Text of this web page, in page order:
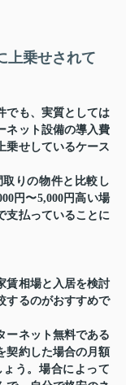
上乗せされて
でも、実質としては
ネット設備の導入費
乗せしているケース
りの物件と比較し
円〜5,000円高い場
支払っていることに
賃相場と入居を検討
するのがおすすめで
ーネット無料である
契約した場合の月額
う。場合によって